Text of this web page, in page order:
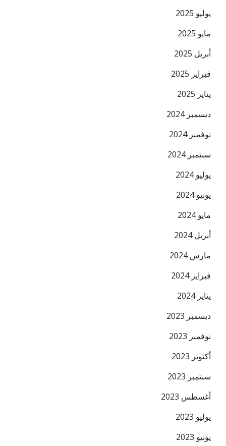
يوليو 2025
مايو 2025
أبريل 2025
فبراير 2025
يناير 2025
ديسمبر 2024
نوفمبر 2024
سبتمبر 2024
يوليو 2024
يونيو 2024
مايو 2024
أبريل 2024
مارس 2024
فبراير 2024
يناير 2024
ديسمبر 2023
نوفمبر 2023
أكتوبر 2023
سبتمبر 2023
أغسطس 2023
يوليو 2023
يونيو 2023